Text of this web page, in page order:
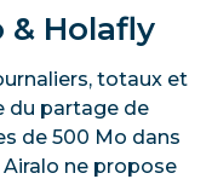
& Holafly
totaux et
du partage de
de 500 Mo dans
Airalo ne propose